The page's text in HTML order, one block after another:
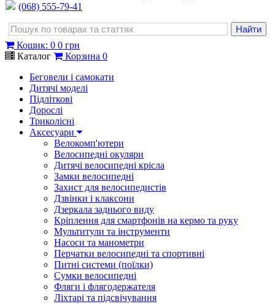
(068) 555-79-41
Кошик: 0 0 грн
Каталог
Корзина 0
Беговели і самокати
Дитячі моделі
Підліткові
Дорослі
Триколісні
Аксесуари
Велокомп'ютери
Велосипедні окуляри
Дитячі велосипедні крісла
Замки велосипедні
Захист для велосипедистів
Дзвінки і клаксони
Дзеркала заднього виду
Кріплення для смартфонів на кермо та руку
Мультитули та інструменти
Насоси та манометри
Перчатки велосипедні та спортивні
Питні системи (поїлки)
Сумки велосипедні
Фляги і флягодержателя
Ліхтарі та підсвічування